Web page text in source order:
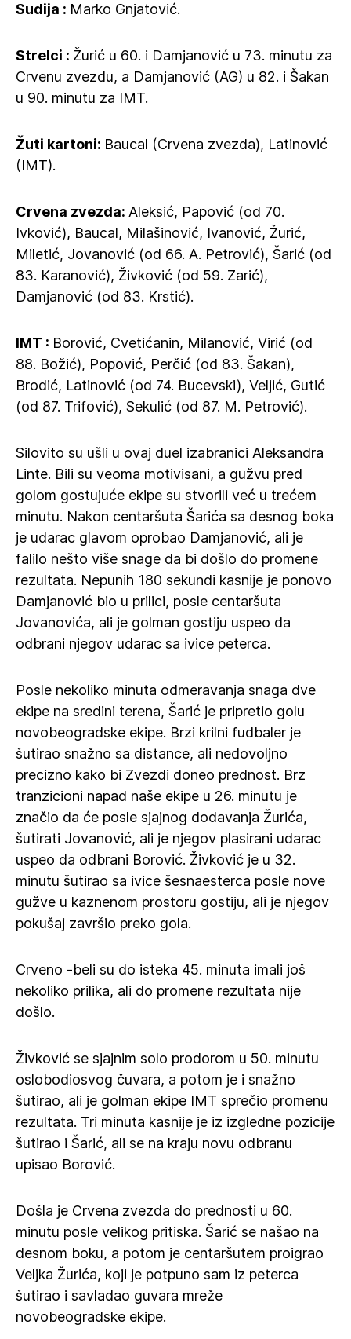
Sudija : Marko Gnjatović.
Strelci : Žurić u 60. i Damjanović u 73. minutu za
Crvenu zvezdu, a Damjanović (AG) u 82. i Šakan
u 90. minutu za IMT.
Žuti kartoni: Baucal (Crvena zvezda), Latinović
(IMT).
Crvena zvezda: Aleksić, Papović (od 70.
Ivković), Baucal, Milašinović, Ivanović, Žurić,
Miletić, Jovanović (od 66. A. Petrović), Šarić (od
83. Karanović), Živković (od 59. Zarić),
Damjanović (od 83. Krstić).
IMT : Borović, Cvetićanin, Milanović, Virić (od
88. Božić), Popović, Perčić (od 83. Šakan),
Brodić, Latinović (od 74. Bucevski), Veljić, Gutić
(od 87. Trifović), Sekulić (od 87. M. Petrović).
Silovito su ušli u ovaj duel izabranici Aleksandra
Linte. Bili su veoma motivisani, a gužvu pred
golom gostujuće ekipe su stvorili već u trećem
minutu. Nakon centaršuta Šarića sa desnog boka
je udarac glavom oprobao Damjanović, ali je
falilo nešto više snage da bi došlo do promene
rezultata. Nepunih 180 sekundi kasnije je ponovo
Damjanović bio u prilici, posle centaršuta
Jovanovića, ali je golman gostiju uspeo da
odbrani njegov udarac sa ivice peterca.
Posle nekoliko minuta odmeravanja snaga dve
ekipe na sredini terena, Šarić je pripretio golu
novobeogradske ekipe. Brzi krilni fudbaler je
šutirao snažno sa distance, ali nedovoljno
precizno kako bi Zvezdi doneo prednost. Brz
tranzicioni napad naše ekipe u 26. minutu je
značio da će posle sjajnog dodavanja Žurića,
šutirati Jovanović, ali je njegov plasirani udarac
uspeo da odbrani Borović. Živković je u 32.
minutu šutirao sa ivice šesnaesterca posle nove
gužve u kaznenom prostoru gostiju, ali je njegov
pokušaj završio preko gola.
Crveno -beli su do isteka 45. minuta imali još
nekoliko prilika, ali do promene rezultata nije
došlo.
Živković se sjajnim solo prodorom u 50. minutu
oslobodiosvog čuvara, a potom je i snažno
šutirao, ali je golman ekipe IMT sprečio promenu
rezultata. Tri minuta kasnije je iz izgledne pozicije
šutirao i Šarić, ali se na kraju novu odbranu
upisao Borović.
Došla je Crvena zvezda do prednosti u 60.
minutu posle velikog pritiska. Šarić se našao na
desnom boku, a potom je centaršutem proigrao
Veljka Žurića, koji je potpuno sam iz peterca
šutirao i savladao guvara mreže
novobeogradske ekipe.